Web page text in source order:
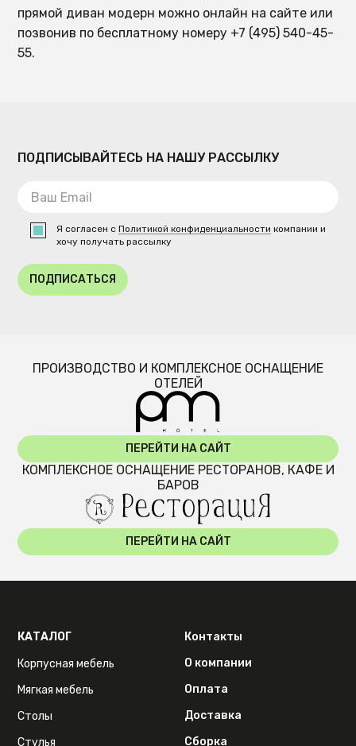
прямой диван модерн можно онлайн на сайте или
позвонив по бесплатному номеру +7 (495) 540-45-
55.
ПОДПИСЫВАЙТЕСЬ НА НАШУ РАССЫЛКУ
Я согласен сПолитикой конфиденциальности компании и
хочу получать рассылку
ПОДПИСАТЬСЯ
ПРОИЗВОДСТВО И КОМПЛЕКСНОЕ ОСНАЩЕНИЕ
ОТЕЛЕЙ
ПЕРЕЙТИ НА САЙТ
КОМПЛЕКСНОЕ ОСНАЩЕНИЕ РЕСТОРАНОВ, КАФЕ И
БАРОВ
ПЕРЕЙТИ НА САЙТ
КАТАЛОГ
Корпусная мебель
Мягкая мебель
Столы
Стулья
Контакты
О компании
Оплата
Доставка
Сборка